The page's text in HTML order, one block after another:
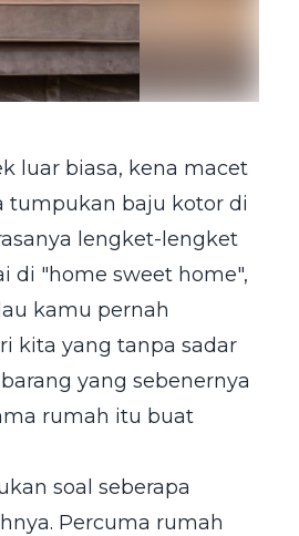
luar biasa, kena macet
tumpukan baju kotor di
lengket-lengket
di "home sweet home",
kamu pernah
kita yang tanpa sadar
yang sebenernya
rumah itu buat
soal seberapa
Percuma rumah